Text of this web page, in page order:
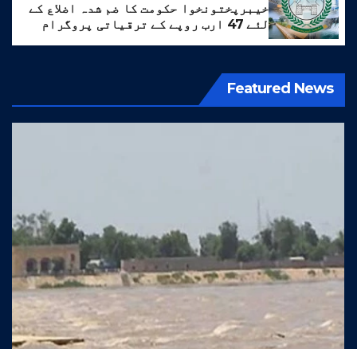
خیبرپختونخوا حکومت کا ضم شدہ اضلاع کے
لئے 47 ارب روپے کے ترقیاتی پروگرام
Featured News